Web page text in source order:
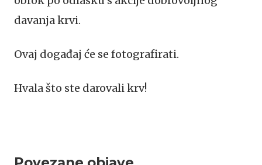
davanja krvi.
Ovaj događaj će se fotografirati.
Hvala što ste darovali krv!